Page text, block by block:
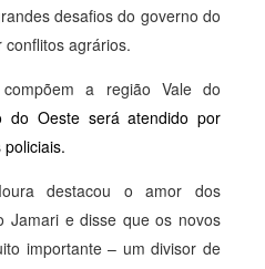
desafios do governo do
agrários.
a região Vale do
do Oeste será atendido por
destacou o amor dos
Jamari e disse que os novos
importante – um divisor de